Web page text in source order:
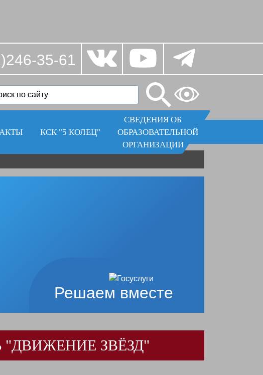
35-61
КСК "5 КОЛЕЦ"
СВЕДЕНИЯ ОБ
ОБРАЗОВАТЕЛЬНОЙ
ОРГАНИЗАЦИИ
Решаем вместе
ЗВЁЗД"